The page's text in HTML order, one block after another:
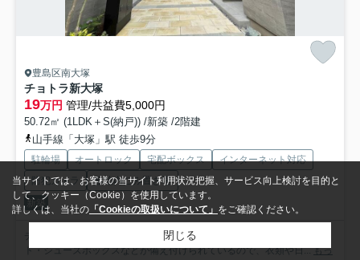
豊島区南大塚
チョトラ新大塚
19万円 管理/共益費5,000円
50.72㎡ (1LDK＋S(納戸)) /新築 /2階建
山手線「大塚」駅 徒歩9分
駐輪場 オートロック 宅配ボックス
インターネット対応
防犯カメラ
敷地内ごみ置き場
新築
チョトラ新大塚：丸ノ内線新大塚駅にも近くて便利。収納はクロゼッ
ト・シューズボックスなどが備え付けられているので、衣類や日...もっ
当サイトでは、お客様の当サイト利用状況把握、サービス向上検討を目的と
して、クッキー（Cookie）を使用しています。
詳しくは、当社の 「Cookieの取扱いについて」 をご確認ください。
閉じる